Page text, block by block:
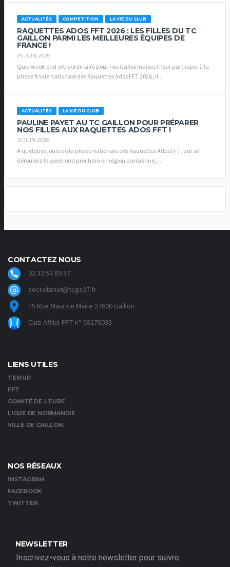
ACTUALITÉS COMPETITION LA VIE DU CLUB
RAQUETTES ADOS FFT 2026 : LES FILLES DU TC
GAILLON PARMI LES MEILLEURES ÉQUIPES DE
FRANCE !
25 JUIN 2026
Quel week-end extraordinaire pour nos Gaillonnaises ! Pour participer à la
phase finale nationale des Raquettes Ados FFT 2026, il...
ACTUALITÉS LA VIE DU CLUB
PAULINE PAYET AU TC GAILLON POUR PRÉPARER
NOS FILLES AUX RAQUETTES ADOS FFT !
13 JUIN 2026
À quelques jours de la phase nationale des Raquettes Ados FFT, qui se
déroulera le week-end prochain en région parisienne,...
CONTACTEZ NOUS
02 32 53 89 37
secretariat@tcga27.fr
15 Rue Maurice Maire 27600 Gaillon
Club Affilié FFT n° 58270033
LIENS UTILES
TEN’UP
FFT
COMITÉ DE L’EURE
LIGUE DE NORMANDIE
VILLE DE GAILLON
NOS RÉSEAUX
INSTAGRAM
FACEBOOK
TWITTER
NEWSLETTER
Inscrivez-vous à notre newsletter pour suivre